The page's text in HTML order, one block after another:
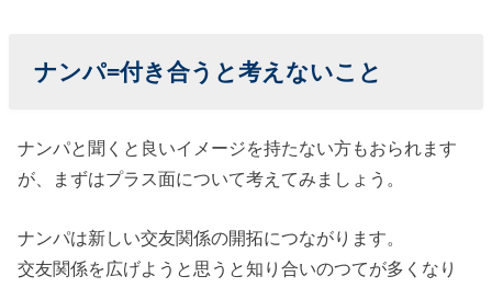
プだか
» ■開拓
したい
» ■ただ
の遊び
ナンパ=付き合うと考えないこと
ナンパと聞くと良いイメージを持たない方もおられます
が、まずはプラス面について考えてみましょう。
ナンパは新しい交友関係の開拓につながります。
交友関係を広げようと思うと知り合いのつてが多くなり